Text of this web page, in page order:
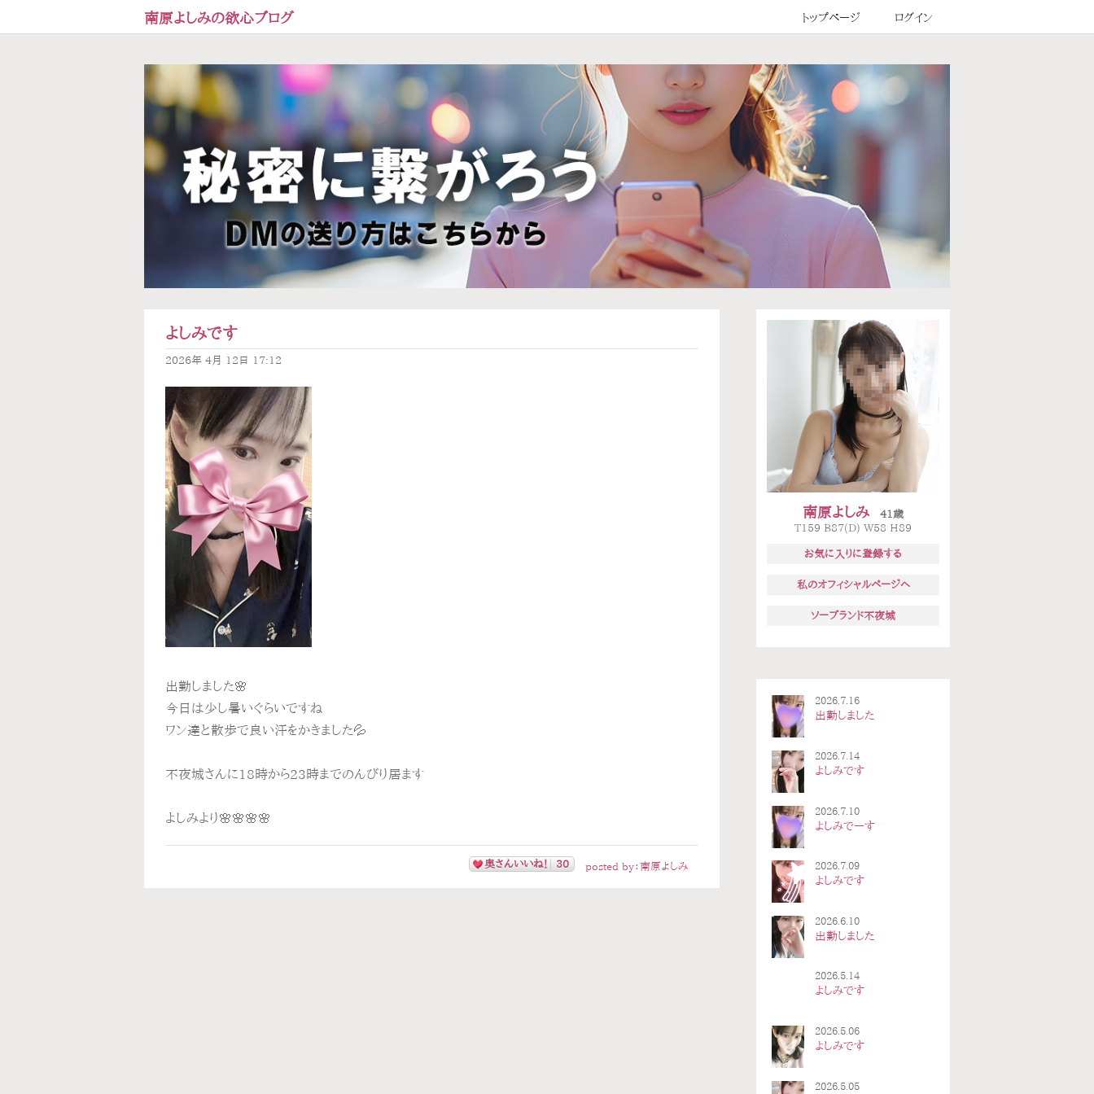
南原よしみの欲心ブログ トップページ ログイン
よしみです
2026年 4月 12日 17:12
出勤しました🌸
今日は少し暑いぐらいですね
ワン達と散歩で良い汗をかきました💦
不夜城さんに18時から23時までのんびり居ます
よしみより🌸🌸🌸🌸
posted by： 南原よしみ
奥さんいいね！ 30
南原よしみ
41歳
T159 B87(D) W58 H89
お気に入りに登録する
私のオフィシャルページへ
ソープランド不夜城
2026.7.16
出勤しました
2026.7.14
よしみです
2026.7.10
よしみでーす
2026.7.09
よしみです
2026.6.10
出勤しました
2026.5.14
よしみです
2026.5.06
よしみです
2026.5.05